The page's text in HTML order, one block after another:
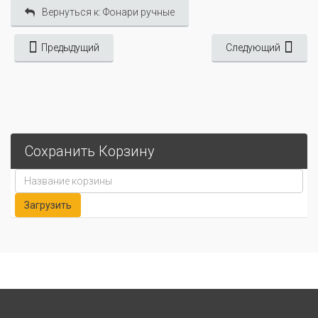
Вернуться к: Фонари ручные
Предыдущий Следующий
Сохранить Корзину